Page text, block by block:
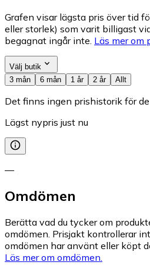
Grafen visar lägsta pris över tid
eller storlek) som varit billigast
begagnat ingår inte. Läs mer om
Välj butik
3 mån
6 mån 1 år 2 år Allt
Det finns ingen prishistorik för
Lägst nypris just nu
—
Omdömen
Berätta vad du tycker om
omdömen. Prisjakt kontrollerar
omdömen har använt eller köpt
Läs mer om omdömen.